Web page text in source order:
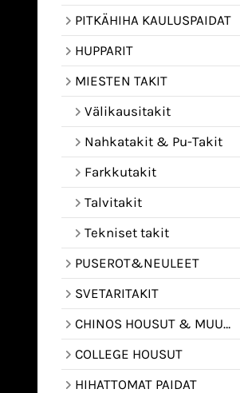
PITKÄHIHA KAULUSPAIDAT
HUPPARIT
MIESTEN TAKIT
Välikausitakit
Nahkatakit & Pu-Takit
Farkkutakit
Talvitakit
Tekniset takit
PUSEROT&NEULEET
SVETARITAKIT
CHINOS HOUSUT & MUUT HOUSUT
COLLEGE HOUSUT
HIHATTOMAT PAIDAT